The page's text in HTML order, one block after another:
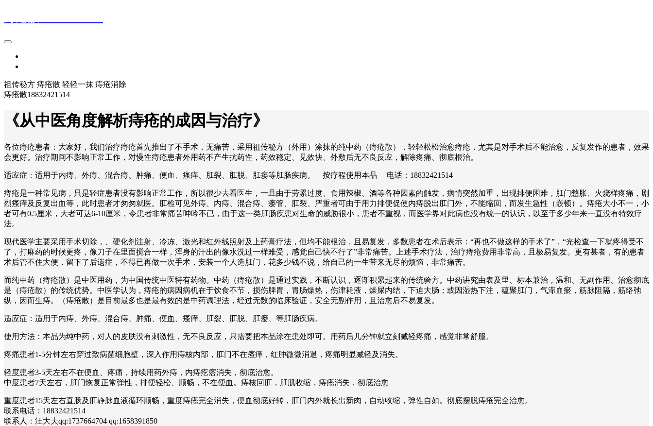
祖传秘方 痔疮散 轻轻一抹 痔疮消除
痔疮散18832421514
《从中医角度解析痔疮的成因与治疗》
各位痔疮患者：大家好，我们治疗痔疮首先推出了不手术，无痛苦，采用祖传秘方（外用）涂抹的纯中药（痔疮散），轻轻松松治愈痔疮，尤其是对手术后不能治愈，反复发作的患者，效果
会更好。治疗期间不影响正常工作，对慢性痔疮患者外用药不产生抗药性，药效稳定、见效快、外敷后无不良反应，解除疼痛、彻底根治。
适应症：适用于内痔、外痔、混合痔、肿痛、便血、瘙痒、肛裂、肛脱、肛瘘等肛肠疾病。 按疗程使用本品 电话：18832421514
痔疮是一种常见病，只是轻症患者没有影响正常工作，所以很少去看医生，一旦由于劳累过度、食用辣椒、酒等各种因素的触发，病情突然加重，出现排便困难，肛门憋胀、火烧样疼痛，剧
烈瘙痒及反复出血等，此时患者才匆匆就医。肛检可见外痔、内痔、混合痔、瘘管、肛裂、严重者可由于用力排便促使内痔脱出肛门外，不能缩回，而发生急性（嵌顿）。痔疮大小不一，小
者可有0.5厘米，大者可达6-10厘米，令患者非常痛苦呻吟不已，由于这一类肛肠疾患对生命的威胁很小，患者不重视，而医学界对此病也没有统一的认识，以至于多少年来一直没有特效疗
法。
现代医学主要采用手术切除，、硬化剂注射、冷冻、激光和红外线照射及上药膏疗法，但均不能根治，且易复发，多数患者在术后表示：“再也不做这样的手术了”，“光检查一下就疼得受不
了，打麻药的时候更疼，像刀子在里面搅合一样，浑身的汗出的像水洗过一样难受，感觉自己快不行了”非常痛苦。上述手术疗法，治疗痔疮费用非常高，且极易复发。更有甚者，有的患者
术后管不住大便，留下了后遗症，不得已再做一次手术，安装一个人造肛门，花多少钱不说，给自己的一生带来无尽的烦恼，非常痛苦。
而纯中药（痔疮散）是中医用药，为中国传统中医特有药物。中药（痔疮散）是通过实践，不断认识，逐渐积累起来的传统验方。中药讲究由表及里、标本兼治，温和、无副作用、治愈彻底
是（痔疮散）的传统优势。中医学认为，痔疮的病因病机在于饮食不节，损伤脾胃，胃肠燥热，伤津耗液，燥屎内结，下迫大肠；或因湿热下注，蕴聚肛门，气滞血瘀，筋脉阻隔，筋络弛
纵，因而生痔。（痔疮散）是目前最多也是最有效的是中药调理法，经过无数的临床验证，安全无副作用，且治愈后不易复发。
适应症：适用于内痔、外痔、混合痔、肿痛、便血、瘙痒、肛裂、肛脱、肛瘘、等肛肠疾病。
使用方法：本品为纯中药，对人的皮肤没有刺激性，无不良反应，只需要把本品涂在患处即可。用药后几分钟就立刻减轻疼痛，感觉非常舒服。
疼痛患者1-5分钟左右穿过致病菌细胞壁，深入作用痔核内部，肛门不在瘙痒，红肿微微消退，疼痛明显减轻及消失。
轻度患者3-5天左右不在便血、疼痛，持续用药外痔，内痔疙瘩消失，彻底治愈。
中度患者7天左右，肛门恢复正常弹性，排便轻松、顺畅，不在便血。痔核回肛，肛肌收缩，痔疮消失，彻底治愈
重度患者15天左右直肠及肛静脉血液循环顺畅，重度痔疮完全消失，便血彻底好转，肛门内外就长出新肉，自动收缩，弹性自如。彻底摆脱痔疮完全治愈。
联系电话：18832421514
联系人：汪大夫qq:1737664704 qq:1658391850